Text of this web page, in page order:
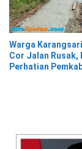
Warga
Cor Jalan Rusak,
Perhatian